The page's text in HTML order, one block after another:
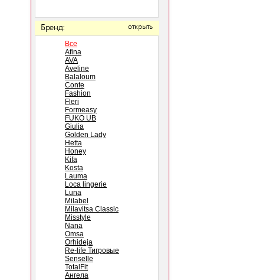
Бренд: открыть
Все
Afina
AVA
Aveline
Balaloum
Conte
Fashion
Fleri
Formeasy
FUKO UB
Giulia
Golden Lady
Hetta
Honey
Kifa
Kosta
Lauma
Loca lingerie
Luna
Milabel
Milavitsa Classic
Misstyle
Nana
Omsa
Orhideja
Re-life Тигровые
Senselle
TotalFit
Ангела